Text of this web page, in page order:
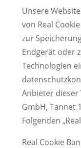
Unsere
von Real
zur
Endgerät oder
Technologien
Anbieter dieser
GmbH, Tannet
Folgenden
Real Cookie